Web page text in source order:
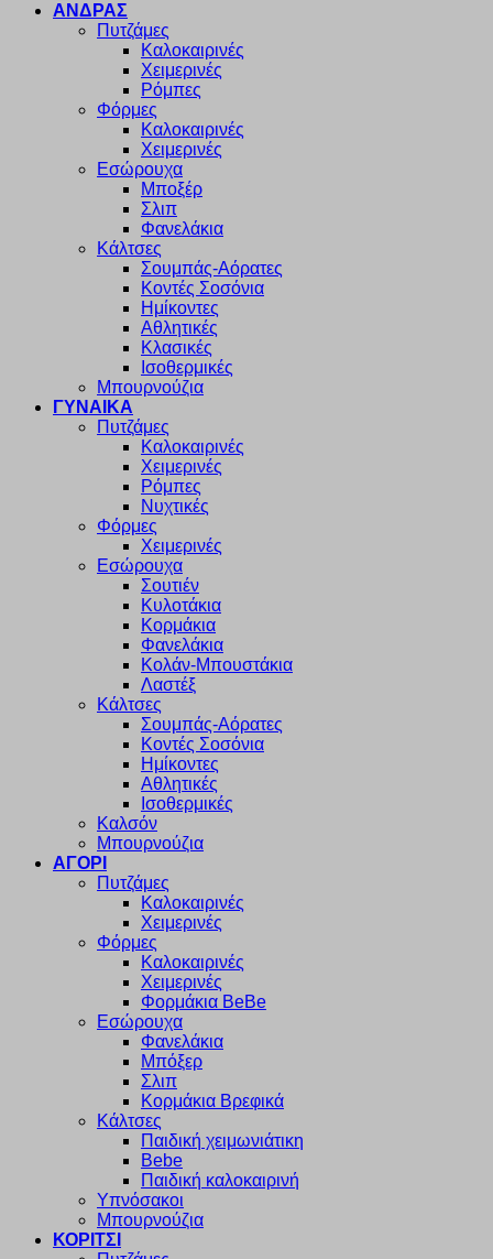
ΑΝΔΡΑΣ
Πυτζάμες
Καλοκαιρινές
Χειμερινές
Ρόμπες
Φόρμες
Καλοκαιρινές
Χειμερινές
Εσώρουχα
Μποξέρ
Σλιπ
Φανελάκια
Κάλτσες
Σουμπάς-Αόρατες
Κοντές Σοσόνια
Ημίκοντες
Αθλητικές
Κλασικές
Ισοθερμικές
Μπουρνούζια
ΓΥΝΑΙΚΑ
Πυτζάμες
Καλοκαιρινές
Χειμερινές
Ρόμπες
Νυχτικές
Φόρμες
Χειμερινές
Εσώρουχα
Σουτιέν
Κυλοτάκια
Κορμάκια
Φανελάκια
Κολάν-Μπουστάκια
Λαστέξ
Κάλτσες
Σουμπάς-Αόρατες
Κοντές Σοσόνια
Ημίκοντες
Αθλητικές
Ισοθερμικές
Καλσόν
Μπουρνούζια
ΑΓΟΡΙ
Πυτζάμες
Καλοκαιρινές
Χειμερινές
Φόρμες
Καλοκαιρινές
Χειμερινές
Φορμάκια BeBe
Εσώρουχα
Φανελάκια
Μπόξερ
Σλιπ
Κορμάκια Βρεφικά
Κάλτσες
Παιδική χειμωνιάτικη
Bebe
Παιδική καλοκαιρινή
Υπνόσακοι
Μπουρνούζια
ΚΟΡΙΤΣΙ